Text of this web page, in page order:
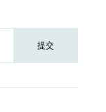
提交